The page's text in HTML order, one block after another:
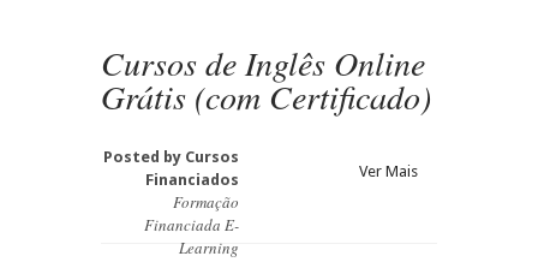
Cursos de Inglês Online
Grátis (com Certificado)
Posted by Cursos
Financiados
Formação
Financiada E-
Learning
Ver Mais